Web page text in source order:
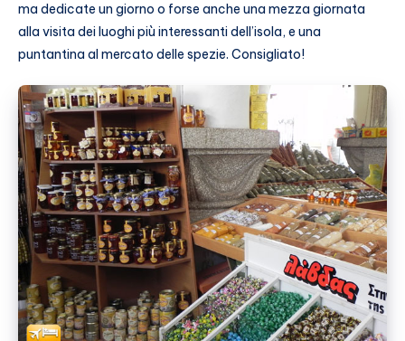
ma dedicate un giorno o forse anche una mezza giornata
alla visita dei luoghi più interessanti dell’isola, e una
puntantina al mercato delle spezie. Consigliato!